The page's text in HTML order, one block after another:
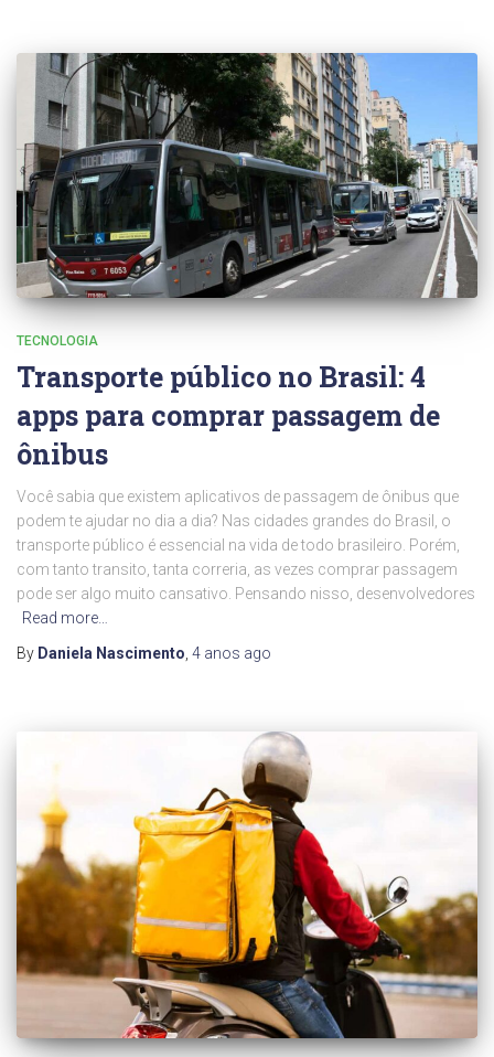
TECNOLOGIA
Transporte público no Brasil: 4
apps para comprar passagem de
ônibus
Você sabia que existem aplicativos de passagem de ônibus que
podem te ajudar no dia a dia? Nas cidades grandes do Brasil, o
transporte público é essencial na vida de todo brasileiro. Porém,
com tanto transito, tanta correria, as vezes comprar passagem
pode ser algo muito cansativo. Pensando nisso, desenvolvedores
Read more…
By Daniela Nascimento 4 anos ago